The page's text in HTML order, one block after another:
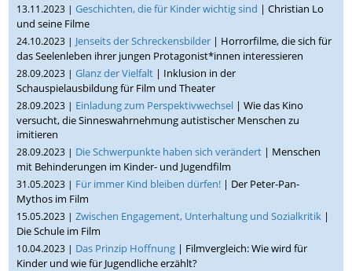
13.11.2023 |Geschichten, die für Kinder wichtig sind | Christian Lo
und seine Filme
24.10.2023 | Jenseits der Schreckensbilder | Horrorfilme, die sich für
das Seelenleben ihrer jungen Protagonist*innen interessieren
28.09.2023 |Glanz der Vielfalt | Inklusion in der
Schauspielausbildung für Film und Theater
28.09.2023 | Einladung zum Perspektivwechsel | Wie das Kino
versucht, die Sinneswahrnehmung autistischer Menschen zu
imitieren
28.09.2023 | Die Schwerpunkte haben sich verändert | Menschen
mit Behinderungen im Kinder- und Jugendfilm
31.05.2023 | Für immer Kind bleiben dürfen! | Der Peter-Pan-
Mythos im Film
15.05.2023 |Zwischen Engagement, Unterhaltung und Sozialkritik |
Die Schule im Film
10.04.2023 | Das Prinzip Hoffnung | Filmvergleich: Wie wird für
Kinder und wie für Jugendliche erzählt?